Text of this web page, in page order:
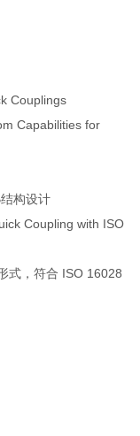
Couplings
Capabilities for
构设计
Coupling with ISO
式，符合 ISO 16028